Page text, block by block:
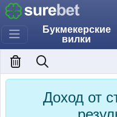
Букмекерские
вилки
Доход от